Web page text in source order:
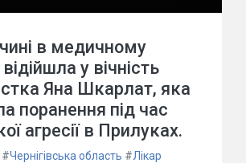
в медичному
у вічність
Яна Шкарлат, яка
поранення під час
агресії в Прилуках.
#Чернігівська область #Лікар